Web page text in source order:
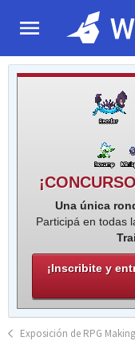
Una única
Participá en todas
¡Inscribite y
Exposición de RPG Making